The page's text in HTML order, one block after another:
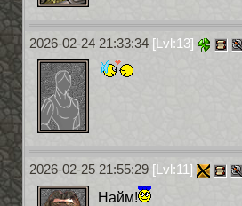
2026-02-24 21:33:34[Lvl:13]
2026-02-25 21:55:29[Lvl:11]
Найм!